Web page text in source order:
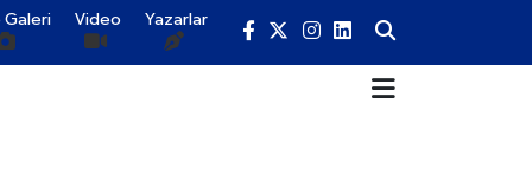
Galeri Video Yazarlar